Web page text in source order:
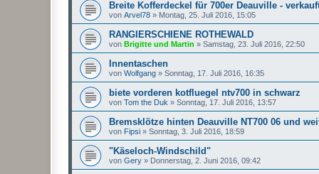
Breite Kofferdeckel für 700er Deauville -
von Arvel78 » Montag, 25. Juli 2016, 15:05
RANGIERSCHIENE ROTHEWALD
von Brigitte und Martin » Samstag, 23. Juli 2016, 22:50
Innentaschen
von Wolfgang » Sonntag, 17. Juli 2016, 16:35
biete vorderen kotfluegel ntv700 in schwarz
von Tom the Duk » Sonntag, 17. Juli 2016, 13:57
Bremsklötze hinten Deauville NT700 06 und
von Fipsi » Sonntag, 3. Juli 2016, 18:59
"Käseloch-Windschild"
von Gery » Donnerstag, 2. Juni 2016, 09:42